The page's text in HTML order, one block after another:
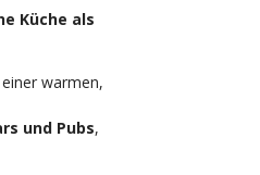
Küche als
warmen,
und Pubs,